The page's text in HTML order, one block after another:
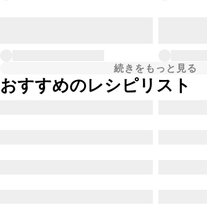
続きをもっと見る
おすすめのレシピリスト